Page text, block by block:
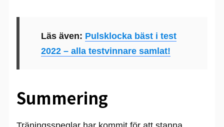
Läs även: Pulsklocka bäst i test
2022 – alla testvinnare samlat!
Summering